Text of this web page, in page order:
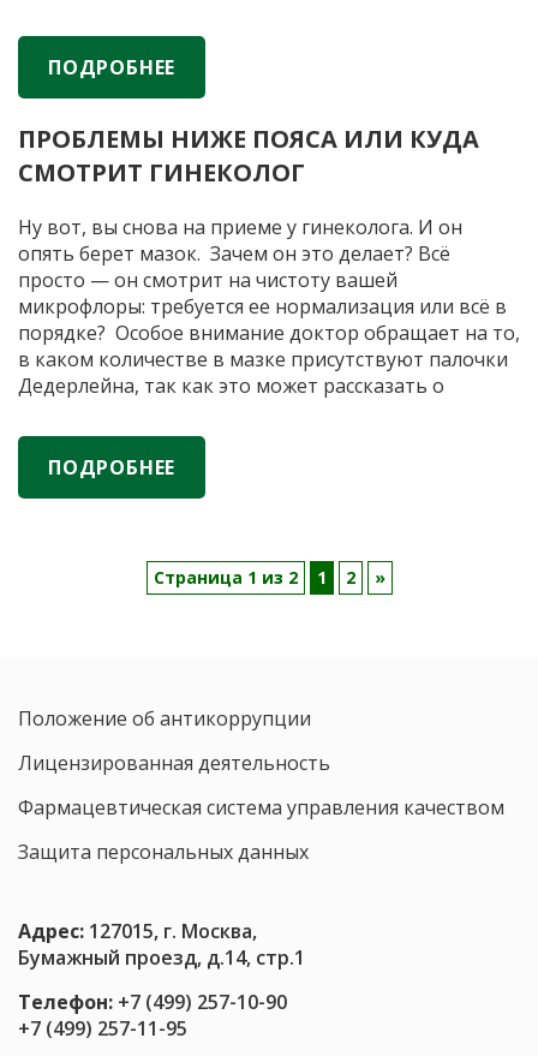
разбирается, что там у вас за
правильно
ПОДРОБНЕЕ
ПРОБЛЕМЫ НИЖЕ ПОЯСА ИЛИ КУДА
СМОТРИТ ГИНЕКОЛОГ
Ну вот, вы снова на приеме у гинеколога. И он
опять берет мазок. Зачем он это делает? Всё
просто — он смотрит на чистоту вашей
микрофлоры: требуется ее нормализация или всё в
порядке? Особое внимание доктор обращает на то,
в каком количестве в мазке присутствуют палочки
Дедерлейна, так как это может рассказать о
ГИНЕКОЛОГ
ПОДРОБНЕЕ
Страница 1 из 2 1 2 »
Положение об антикоррупции
Лицензированная деятельность
Фармацевтическая система управления качеством
Защита персональных данных
Адрес: 127015, г. Москва,
Бумажный проезд, д.14, стр.1
Телефон: +7 (499) 257-10-90
+7 (499) 257-11-95